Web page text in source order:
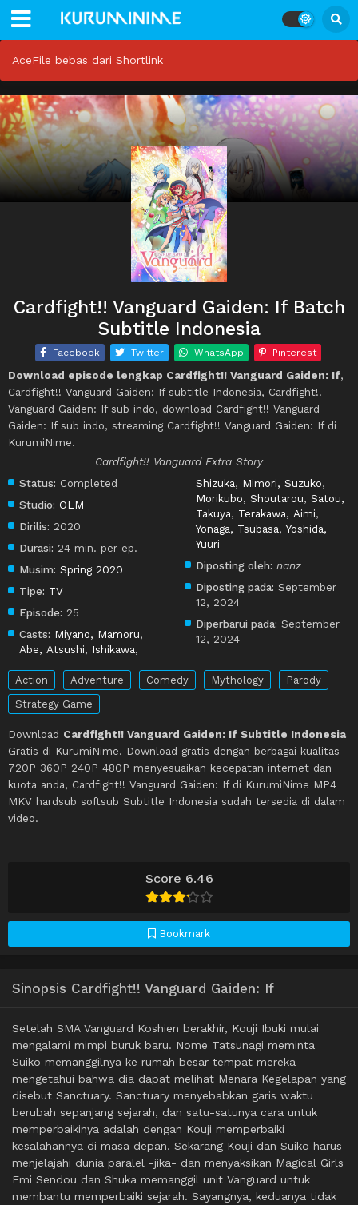
AceFile bebas dari Shortlink
Score 6.46
Bookmark
Cardfight!! Vanguard Gaiden: If Batch
Subtitle Indonesia
Facebook Twitter WhatsApp Pinterest
Download episode lengkap Cardfight!! Vanguard Gaiden: If,
Cardfight!! Vanguard Gaiden: If subtitle Indonesia, Cardfight!!
Vanguard Gaiden: If sub indo, download Cardfight!! Vanguard
Gaiden: If sub indo, streaming Cardfight!! Vanguard Gaiden: If di
KurumiNime.
Cardfight!! Vanguard Extra Story
Status: Completed
Studio: OLM
Dirilis: 2020
Durasi: 24 min. per ep.
Musim: Spring 2020
Tipe: TV
Episode: 25
Casts: Miyano, Mamoru,
Abe, Atsushi, Ishikawa,
Shizuka, Mimori, Suzuko,
Morikubo, Shoutarou,Satou,
Takuya, Terakawa, Aimi,
Yonaga, Tsubasa,Yoshida,
Yuuri
Diposting oleh: nanz
Diposting pada: September
12, 2024
Diperbarui pada: September
12, 2024
Action Adventure Comedy Mythology
Parody
Strategy Game
Download Cardfight!! Vanguard Gaiden: If Subtitle Indonesia
Gratis di KurumiNime. Download gratis dengan berbagai kualitas
720P 360P 240P 480P menyesuaikan kecepatan internet dan
kuota anda, Cardfight!! Vanguard Gaiden: If di KurumiNime MP4
MKV hardsub softsub Subtitle Indonesia sudah tersedia di dalam
video.
Sinopsis Cardfight!! Vanguard Gaiden: If
Setelah SMA Vanguard Koshien berakhir, Kouji Ibuki mulai
mengalami mimpi buruk baru. Nome Tatsunagi meminta
Suiko memanggilnya ke rumah besar tempat mereka
mengetahui bahwa dia dapat melihat Menara Kegelapan yang
disebut Sanctuary. Sanctuary menyebabkan garis waktu
berubah sepanjang sejarah, dan satu-satunya cara untuk
memperbaikinya adalah dengan Kouji memperbaiki
kesalahannya di masa depan. Sekarang Kouji dan Suiko harus
menjelajahi dunia paralel -jika- dan menyaksikan Magical Girls
Emi Sendou dan Shuka memanggil unit Vanguard untuk
membantu memperbaiki sejarah. Sayangnya, keduanya tidak